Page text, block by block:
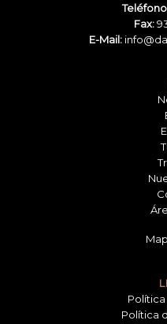
Fax:
E-Mail:
Política